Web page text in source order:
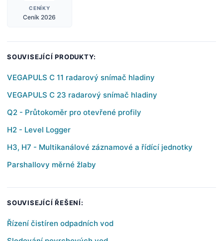
CENÍKY
Ceník 2026
SOUVISEJÍCÍ PRODUKTY:
VEGAPULS C 11 radarový snímač hladiny
VEGAPULS C 23 radarový snímač hladiny
Q2 - Průtokoměr pro otevřené profily
H2 - Level Logger
H3, H7 - Multikanálové záznamové a řídící jednotky
Parshallovy měrné žlaby
SOUVISEJÍCÍ ŘEŠENÍ:
Řízení čistíren odpadních vod